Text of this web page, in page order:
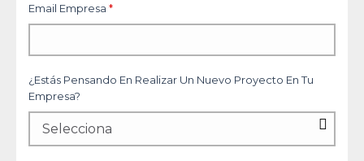
Email Empresa *
¿Estás Pensando En Realizar Un Nuevo Proyecto En Tu
Empresa?